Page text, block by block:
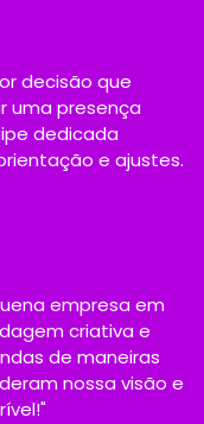
decisão que
uma presença
dedicada
e ajustes.
empresa em
criativa e
de maneiras
nossa visão e